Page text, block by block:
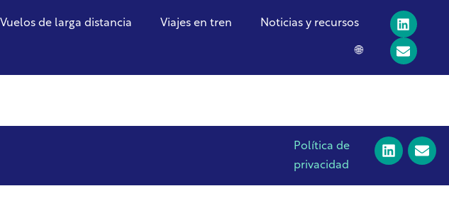
Vuelos de larga distancia Viajes en tren Noticias y recursos
🌐
Política de
privacidad